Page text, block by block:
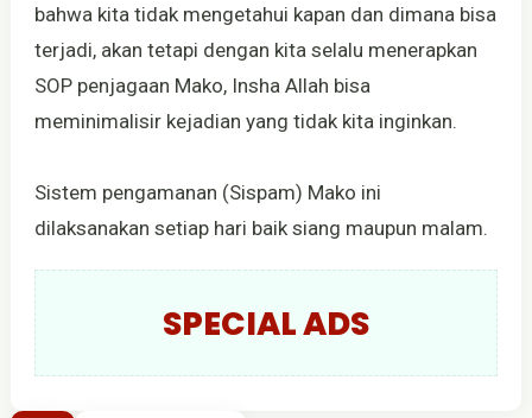
bahwa kita tidak mengetahui kapan dan dimana bisa
terjadi, akan tetapi dengan kita selalu menerapkan
SOP penjagaan Mako, Insha Allah bisa
meminimalisir kejadian yang tidak kita inginkan.
Sistem pengamanan (Sispam) Mako ini
dilaksanakan setiap hari baik siang maupun malam.
SPECIAL ADS